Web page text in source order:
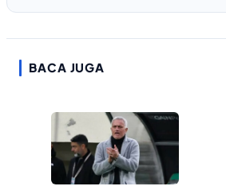
BACA JUGA